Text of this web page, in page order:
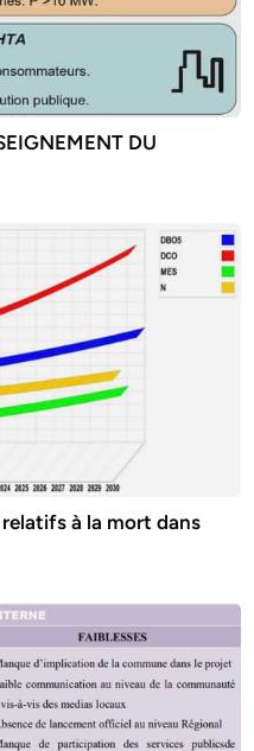
DU
à la mort dans